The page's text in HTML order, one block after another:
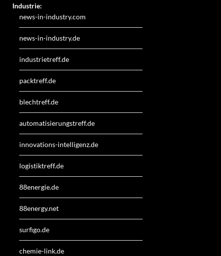
Industrie:
news-in-industry.com
news-in-industry.de
industrietreff.de
packtreff.de
blechtreff.de
automatisierungstreff.de
innovations-intelligenz.de
logistiktreff.de
88energie.de
88energy.net
surfigo.de
chemie-link.de